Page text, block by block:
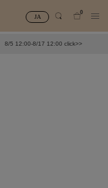
JA
0
8/5 12:00-8/17 12:00 click>>